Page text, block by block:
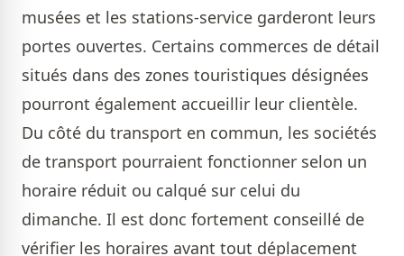
musées et les stations-service garderont leurs
portes ouvertes. Certains commerces de détail
situés dans des zones touristiques désignées
pourront également accueillir leur clientèle.
Du côté du transport en commun, les sociétés
de transport pourraient fonctionner selon un
horaire réduit ou calqué sur celui du
dimanche. Il est donc fortement conseillé de
vérifier les horaires avant tout déplacement